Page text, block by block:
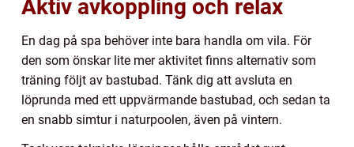
Aktiv avkoppling och relax
En dag på spa behöver inte bara handla om vila. För
den som önskar lite mer aktivitet finns alternativ som
träning följt av bastubad. Tänk dig att avsluta en
löprunda med ett uppvärmande bastubad, och sedan ta
en snabb simtur i naturpoolen, även på vintern.